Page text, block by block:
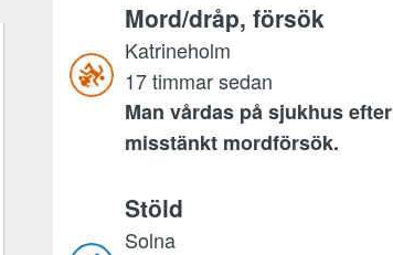
Mord/dråp, försök
Katrineholm
17 timmar sedan
Man vårdas på sjukhus efter
misstänkt mordförsök.
Stöld
Solna